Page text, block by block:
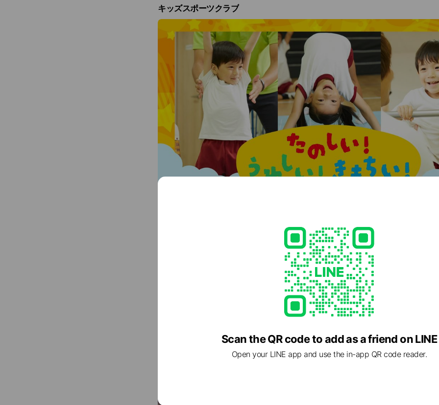
キッズスポーツクラブ
「できた！」という達成感を大切に、一人ひとりのペースに合わせた指導を行ってい
Scan the QR code to add as a friend on LINE
Open your LINE app and use the in-app QR code reader.